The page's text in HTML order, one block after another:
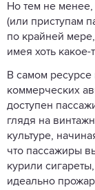
Но тем не
(или приступам
по крайней
имея хоть какое-
В самом ресурсе
коммерческих
доступен
глядя на
культуре,
что пассажиры
курили
идеально